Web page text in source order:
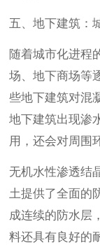
五、地下建筑：
随着城市化进程
场、地下商场等
些地下建筑对混
地下建筑出现渗
用，还会对周围
无机水性渗透结
土提供了全面的
成连续的防水层
料还具有良好的